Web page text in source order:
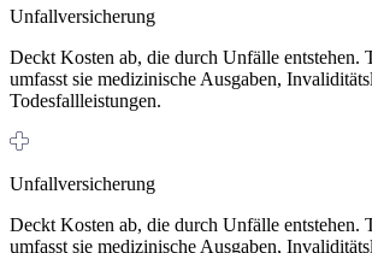
Unfallversicherung
Deckt Kosten ab, die durch Unfälle entstehen.
umfasst sie medizinische Ausgaben,
Todesfallleistungen.
Unfallversicherung
Deckt Kosten ab, die durch Unfälle entstehen.
umfasst sie medizinische Ausgaben,